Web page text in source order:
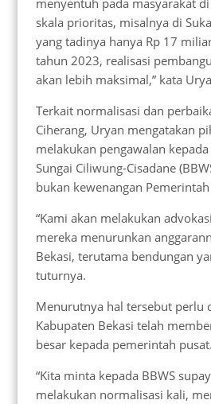
menyentuh pada masyarakat
skala prioritas, misalnya di
yang tadinya hanya Rp 17
tahun 2023, realisasi
akan lebih maksimal,” kata
Terkait normalisasi dan
Ciherang, Uryan mengatakan
melakukan pengawalan
Sungai Ciliwung-Cisadane
bukan kewenangan
“Kami akan melakukan
mereka menurunkan
Bekasi, terutama bendungan
tuturnya.
Menurutnya hal tersebut perlu
Kabupaten Bekasi telah
besar kepada pemerintah pusat.
“Kita minta kepada BBWS
melakukan normalisasi kali,